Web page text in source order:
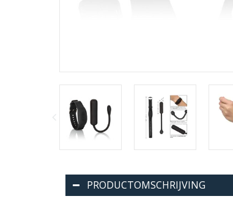
PRODUCTOMSCHRIJVING